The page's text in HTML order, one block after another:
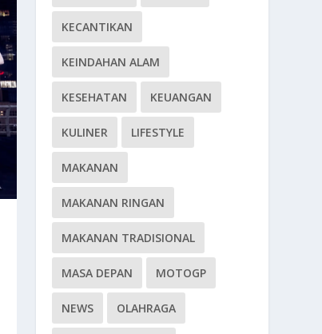
KECANTIKAN
KEINDAHAN ALAM
KESEHATAN KEUANGAN
KULINER LIFESTYLE
MAKANAN
MAKANAN RINGAN
MAKANAN TRADISIONAL
MASA DEPAN MOTOGP
NEWS OLAHRAGA